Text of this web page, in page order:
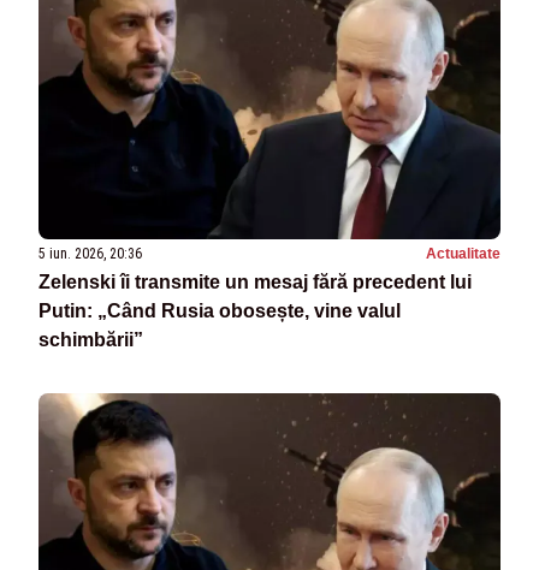
5 iun. 2026, 20:36 Actualitate
Zelenski îi transmite un mesaj fără precedent lui
Putin: „Când Rusia obosește, vine valul
schimbării”